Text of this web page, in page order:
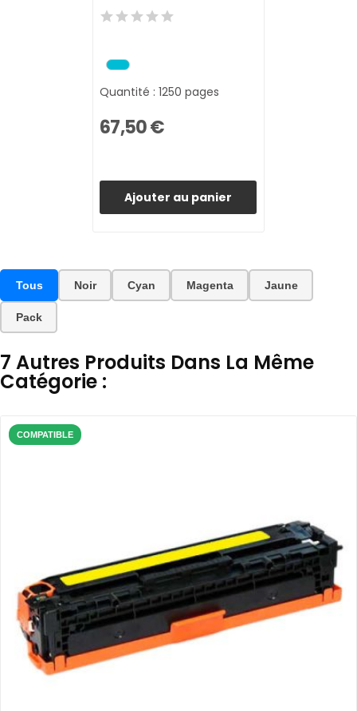
Quantité : 1250 pages
67,50 €
Ajouter au panier
Tous Noir Cyan Magenta Jaune
Pack
7 Autres Produits Dans La Même
Catégorie :
COMPATIBLE